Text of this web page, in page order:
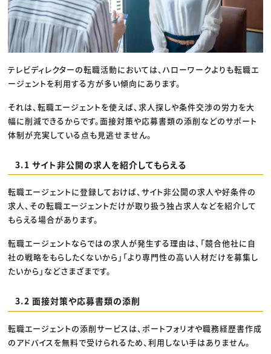
テレビディレクターの転職活動においては、ハローワークよりも転職エ
ージェントを利用する方が多い傾向にあります。
それは、転職エージェントを使えば、求人探しや条件交渉の労力を大
幅に削減できるからです。面接対策や応募書類の添削などのサポート
体制が充実している点も見逃せません。
3.1 サイト非公開の求人を紹介してもらえる
転職エージェントに登録しておけば、サイト非公開の求人や好条件の
求人、その転職エージェントだけが取り扱う独占求人などを紹介して
もらえる場合があります。
転職エージェントならではの求人が発生する理由は、「競合他社に自
社の戦略をもらしたくないから」「より専門性の高い人材だけを募集し
たいから」などさまざまです。
3.2 面接対策や応募書類の添削
転職エージェントの添削サービスは、ポートフォリオや職務経歴書作成
のアドバイスを無料で受けられるため、利用しない手はありません。